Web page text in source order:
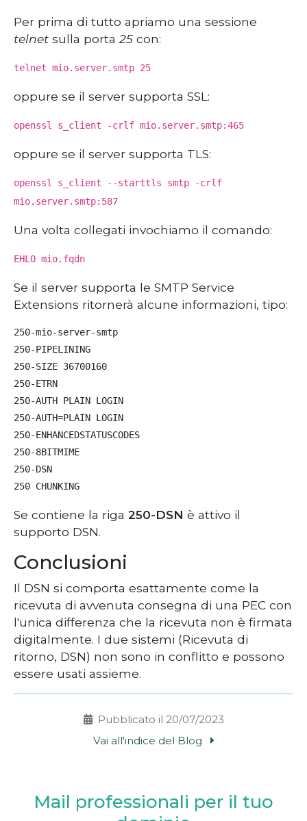
Per prima di tutto apriamo una sessione
telnet sulla porta 25 con:
telnet mio.server.smtp 25
oppure se il server supporta SSL:
openssl s_client -crlf mio.server.smtp:465
oppure se il server supporta TLS:
openssl s_client --starttls smtp -crlf
mio.server.smtp:587
Una volta collegati invochiamo il comando:
EHLO mio.fqdn
Se il server supporta le SMTP Service
Extensions ritornerà alcune informazioni, tipo:
250-mio-server-smtp
250-PIPELINING
250-SIZE 36700160
250-ETRN
250-AUTH PLAIN LOGIN
250-AUTH=PLAIN LOGIN
250-ENHANCEDSTATUSCODES
250-8BITMIME
250-DSN
Se contiene la riga 250-DSN è attivo il
supporto DSN.
Conclusioni
Il DSN si comporta esattamente come la
ricevuta di avvenuta consegna di una PEC con
l'unica differenza che la ricevuta non è firmata
digitalmente. I due sistemi (Ricevuta di
ritorno, DSN) non sono in conflitto e possono
essere usati assieme.
Pubblicato il 20/07/2023
Vai all'indice del Blog
Mail professionali per il tuo